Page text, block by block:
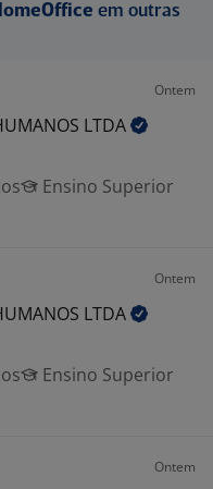
em outras
Ontem
LTDA
Ensino Superior
Ontem
LTDA
Ensino Superior
Ontem